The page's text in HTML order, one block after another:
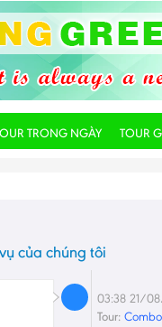
TRONG NGÀY TOUR
của chúng tôi
03:38 21/
Tour: